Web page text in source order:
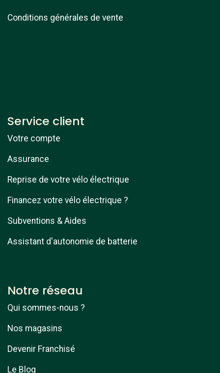
Conditions générales de vente
Service client
Votre compte
Assurance
Reprise de votre vélo électrique
Financez votre vélo électrique ?
Subventions & Aides
Assistant d'autonomie de batterie
Notre réseau
Qui sommes-nous ?
Nos magasins
Devenir Franchisé
Le Blog